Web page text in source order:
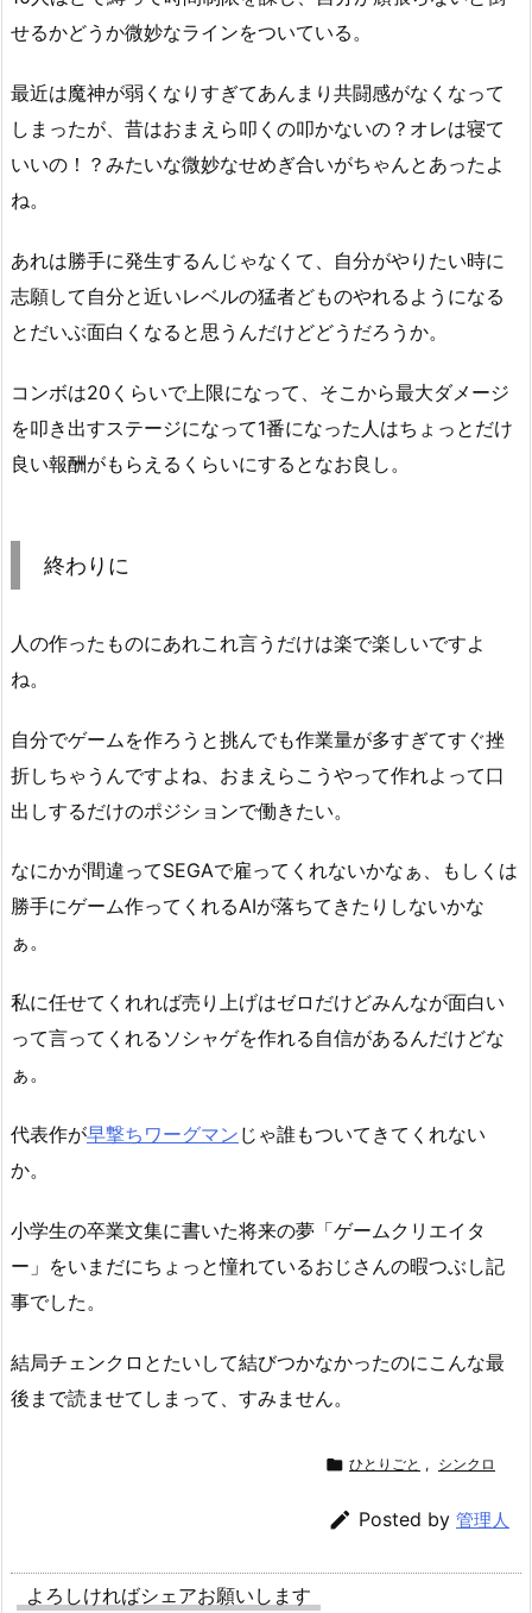
せるかどうか微妙なラインをついている。
最近は魔神が弱くなりすぎてあんまり共闘感がなくなって
しまったが、昔はおまえら叩くの叩かないの？オレは寝て
いいの！？みたいな微妙なせめぎ合いがちゃんとあったよ
ね。
あれは勝手に発生するんじゃなくて、自分がやりたい時に
志願して自分と近いレベルの猛者どものやれるようになる
とだいぶ面白くなると思うんだけどどうだろうか。
コンボは20くらいで上限になって、そこから最大ダメージ
を叩き出すステージになって1番になった人はちょっとだけ
良い報酬がもらえるくらいにするとなお良し。
終わりに
人の作ったものにあれこれ言うだけは楽で楽しいですよ
ね。
自分でゲームを作ろうと挑んでも作業量が多すぎてすぐ挫
折しちゃうんですよね、おまえらこうやって作れよって口
出しするだけのポジションで働きたい。
なにかが間違ってSEGAで雇ってくれないかなぁ、もしくは
勝手にゲーム作ってくれるAIが落ちてきたりしないかな
ぁ。
私に任せてくれれば売り上げはゼロだけどみんなが面白い
って言ってくれるソシャゲを作れる自信があるんだけどな
ぁ。
代表作が早撃ちワーグマン じゃ誰もついてきてくれない
か。
小学生の卒業文集に書いた将来の夢「ゲームクリエイタ
ー」をいまだにちょっと憧れているおじさんの暇つぶし記
事でした。
結局チェンクロとたいして結びつかなかったのにこんな最
後まで読ませてしまって、すみません。
 ひとりごと , シンクロ
 Posted by 管理人
よろしければシェアお願いします